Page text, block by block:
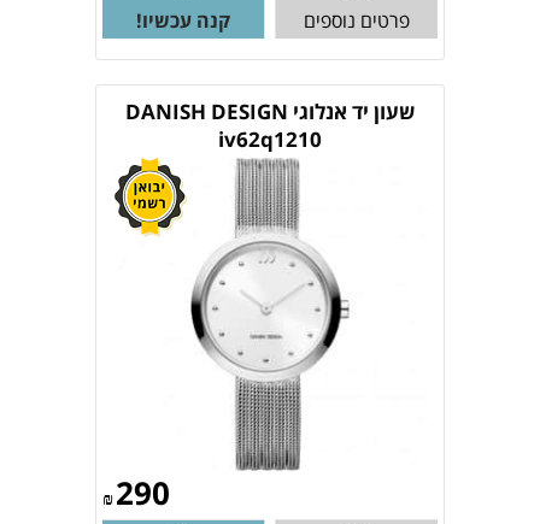
פרטים נוספים קנה עכשיו!
שעון יד אנלוגי DANISH DESIGN
iv62q1210
₪290